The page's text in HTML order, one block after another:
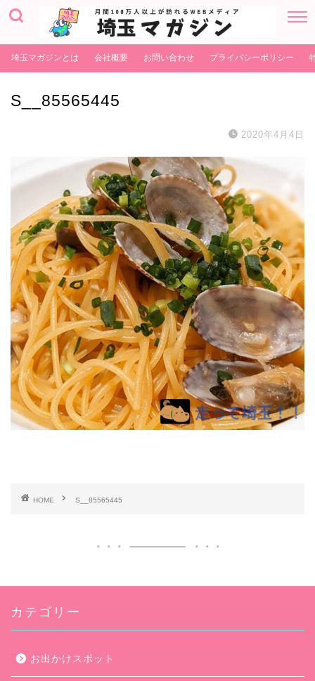
埼玉マガジンとは 会社概要 お問い合わせ プライバシーポリシー
S__85565445
2020年4月4日
HOME S__85565445
カテゴリー
お出かけスポット